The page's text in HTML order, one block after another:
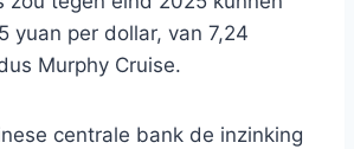
yuan per dollar, van 7,24
Murphy Cruise.
centrale bank de inzinking